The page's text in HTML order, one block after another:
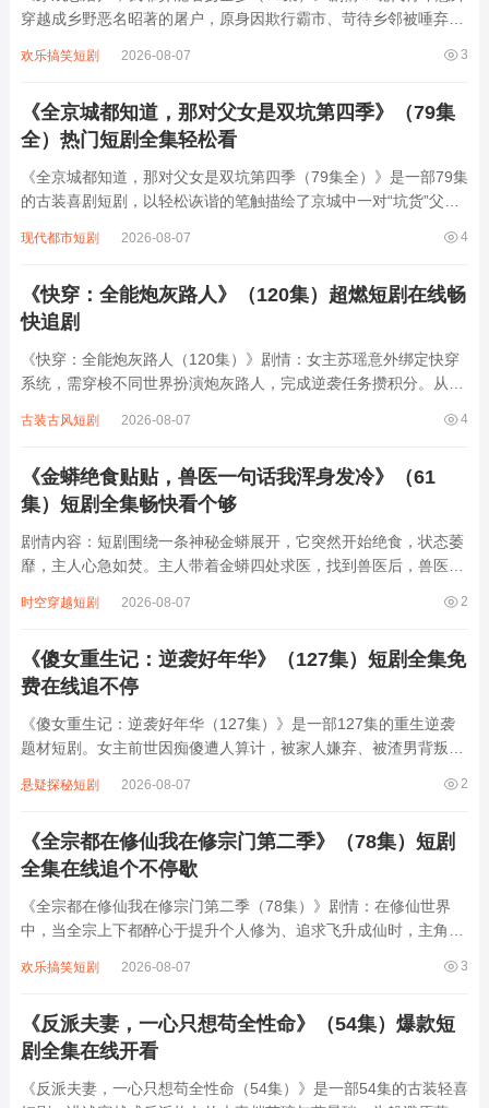
穿越成乡野恶名昭著的屠户，原身因欺行霸市、苛待乡邻被唾弃。
良屠宰技艺，让猪肉品质远超同行。从智斗地痞到揭露奸商阴谋，
3
欢乐搞笑短剧 2026-08-07
《全京城都知道，那对父女是双坑第四季》（79集
全）热门短剧全集轻松看
《全京城都知道，那对父女是双坑第四季（79集全）》是一部79集
的古装喜剧短剧，以轻松诙谐的笔触描绘了京城中一对“坑货”父女
总爱闯祸的小丫头，两人联手“坑”遍京城，从市井小贩到朝堂权贵
4
现代都市短剧 2026-08-07
《快穿：全能炮灰路人》（120集）超燃短剧在线畅
快追剧
《快穿：全能炮灰路人（120集）》剧情：女主苏瑶意外绑定快穿
系统，需穿梭不同世界扮演炮灰路人，完成逆袭任务攒积分。从古
身份开局，却凭借智慧与全能技能扭转乾坤。面对恶毒女配的刁
4
古装古风短剧 2026-08-07
《金蟒绝食贴贴，兽医一句话我浑身发冷》（61
集）短剧全集畅快看个够
剧情内容：短剧围绕一条神秘金蟒展开，它突然开始绝食，状态萎
靡，主人心急如焚。主人带着金蟒四处求医，找到兽医后，兽医一
隐藏着不为人知的危险秘密，可能是生存环境突变，也可能是遭遇
2
时空穿越短剧 2026-08-07
《傻女重生记：逆袭好年华》（127集）短剧全集免
费在线追不停
《傻女重生记：逆袭好年华（127集）》是一部127集的重生逆袭
题材短剧。女主前世因痴傻遭人算计，被家人嫌弃、被渣男背叛，
面对曾经伤害她的人，她巧妙反击，让恶毒继母、虚伪妹妹等阴谋
2
悬疑探秘短剧 2026-08-07
《全宗都在修仙我在修宗门第二季》（78集）短剧
全集在线追个不停歇
《全宗都在修仙我在修宗门第二季（78集）》剧情：在修仙世界
中，当全宗上下都醉心于提升个人修为、追求飞升成仙时，主角却
四处收集资源，升级宗门设施，吸引各方人才。期间，他不仅要应
3
欢乐搞笑短剧 2026-08-07
《反派夫妻，一心只想苟全性命》（54集）爆款短
剧全集在线开看
《反派夫妻，一心只想苟全性命（54集）》是一部54集的古装轻喜